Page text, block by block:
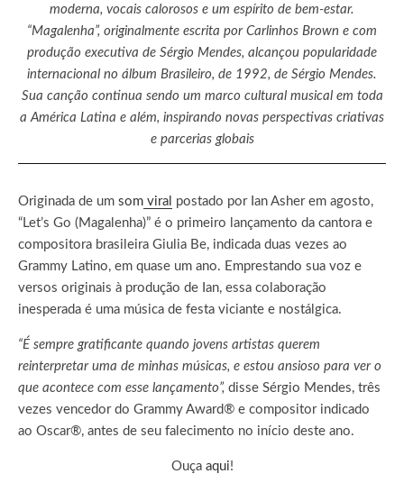
moderna, vocais calorosos e um espírito de bem-estar.
“Magalenha”, originalmente escrita por Carlinhos Brown e com
produção executiva de Sérgio Mendes, alcançou popularidade
internacional no álbum Brasileiro, de 1992, de Sérgio Mendes.
Sua canção continua sendo um marco cultural musical em toda
a América Latina e além, inspirando novas perspectivas criativas
e parcerias globais
Originada de um som viral postado por Ian Asher em agosto,
“Let’s Go (Magalenha)” é o primeiro lançamento da cantora e
compositora brasileira Giulia Be, indicada duas vezes ao
Grammy Latino, em quase um ano. Emprestando sua voz e
versos originais à produção de Ian, essa colaboração
inesperada é uma música de festa viciante e nostálgica.
“É sempre gratificante quando jovens artistas querem
reinterpretar uma de minhas músicas, e estou ansioso para ver o
que acontece com esse lançamento”, disse Sérgio Mendes, três
vezes vencedor do Grammy Award® e compositor indicado
ao Oscar®, antes de seu falecimento no início deste ano.
Ouça aqui!